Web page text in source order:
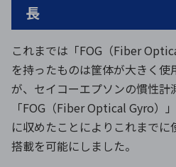
長
これまでは「FOG（Fiber
を持ったものは筐体が大きく
が、セイコーエプソンの慣性計
「FOG（Fiber Optical Gyro）
に収めたことによりこれまで
搭載を可能にしました。